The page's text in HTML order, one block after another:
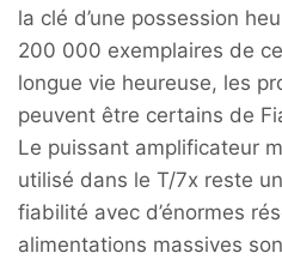
la clé d’une possession
200 000 exemplaires de
longue vie heureuse, les
peuvent être certains de
Le puissant amplificateur
utilisé dans le T/7x reste
fiabilité avec d’énormes
alimentations massives